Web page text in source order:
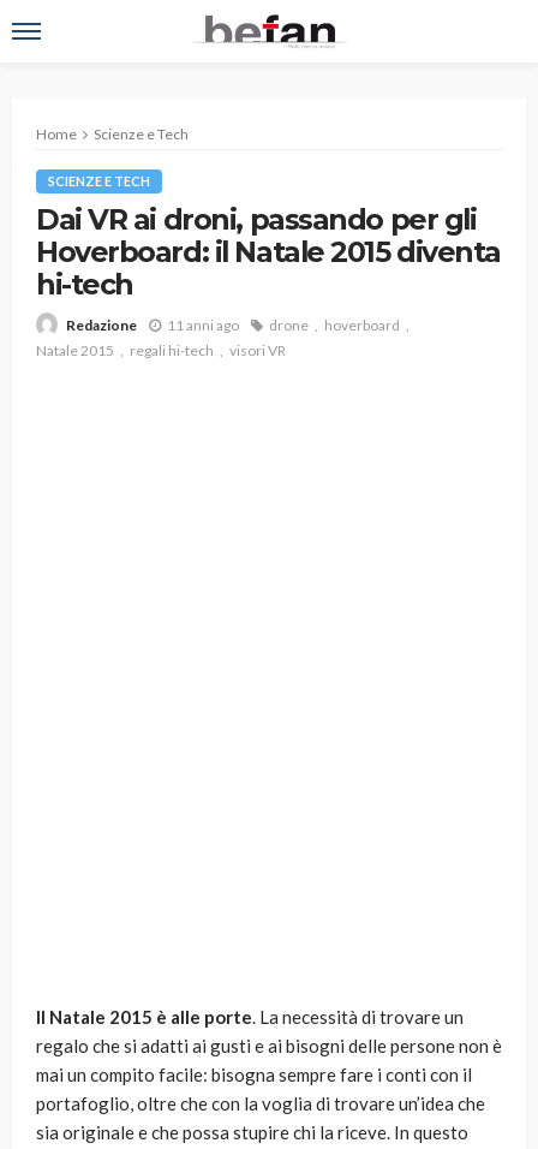
Home Scienze e Tech
SCIENZE E TECH
Dai VR ai droni, passando per gli
Hoverboard: il Natale 2015 diventa
hi-tech
Redazione 11 anni ago drone
hoverboard
Natale 2015
regali hi-tech visori VR
Il Natale 2015 è alle porte. La necessità di trovare un
regalo che si adatti ai gusti e ai bisogni delle persone non è
mai un compito facile: bisogna sempre fare i conti con il
portafoglio, oltre che con la voglia di trovare un’idea che
sia originale e che possa stupire chi la riceve. In questo